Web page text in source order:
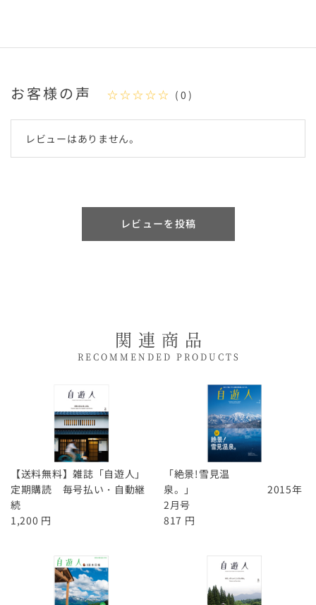
お客様の声 ☆☆☆☆☆ (0)
レビューはありません。
レビューを投稿
関連商品
RECOMMENDED PRODUCTS
【送料無料】雑誌「自遊人」
定期購読 毎号払い・自動継
続
1,200 円
「絶景!雪見温
泉。」 2015年
2月号
817 円